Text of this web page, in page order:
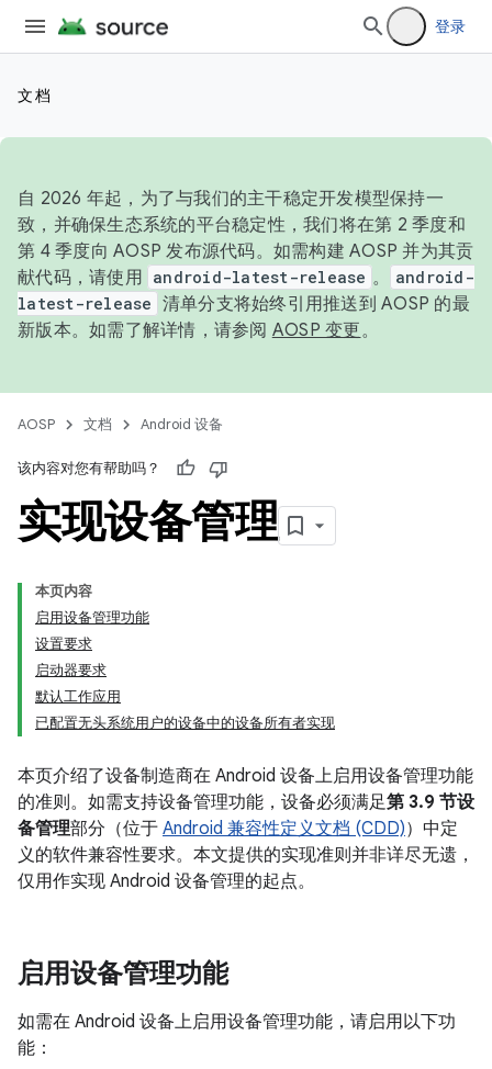
登录
文档
自 2026 年起，为了与我们的主干稳定开发模型保持一
致，并确保生态系统的平台稳定性，我们将在第 2 季度和
第 4 季度向 AOSP 发布源代码。如需构建 AOSP 并为其贡
献代码，请使用 android-latest-release 。
android-
latest-release 清单分支将始终引用推送到 AOSP 的最
新版本。如需了解详情，请参阅 AOSP 变更。
AOSP 文档 Android 设备
该内容对您有帮助吗？
实现设备管理
本页内容
启用设备管理功能
设置要求
启动器要求
默认工作应用
已配置无头系统用户的设备中的设备所有者实现
本页介绍了设备制造商在 Android 设备上启用设备管理功能
的准则。如需支持设备管理功能，设备必须满足第 3.9 节设
备管理部分（位于 Android 兼容性定义文档 (CDD)）中定
义的软件兼容性要求。本文提供的实现准则并非详尽无遗，
仅用作实现 Android 设备管理的起点。
启用设备管理功能
如需在 Android 设备上启用设备管理功能，请启用以下功
能：